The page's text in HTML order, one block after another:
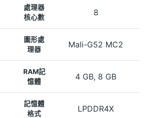
處理器
核心數
8
圖形處
理器
Mali-G52 MC2
RAM記
憶體
4 GB, 8 GB
記憶體
格式
LPDDR4X